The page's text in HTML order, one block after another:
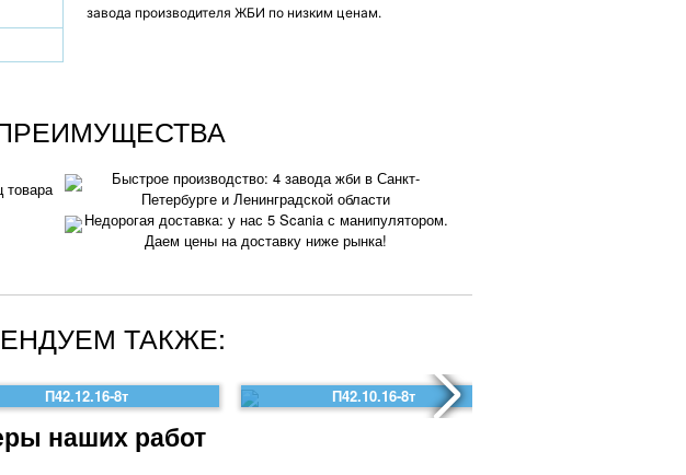
завода производителя ЖБИ по низким ценам.
товара
Быстрое производство: 4 завода жби в Санкт-
Петербурге и Ленинградской области
Недорогая доставка: у нас 5 Scania с манипулятором.
Даем цены на доставку ниже рынка!
ТАКЖЕ:
П42.12.16-8т П42.10.16-8т
наших работ